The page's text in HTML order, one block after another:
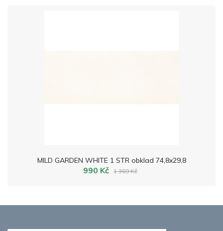
MILD GARDEN WHITE 1 STR obklad 74,8x29,8
990 Kč 1 369 Kč